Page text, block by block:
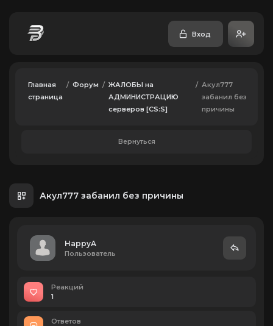
Вход
Главная
страница
/ Форум / ЖАЛОБЫ на
АДМИНИСТРАЦИЮ
серверов [CS:S]
/ Акул777
забанил без
причины
Вернуться
Акул777 забанил без причины
HappyA
Пользователь
Реакций
1
Ответов